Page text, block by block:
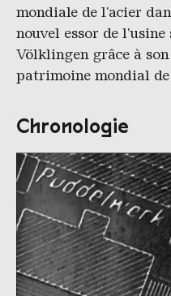
mondiale de l'acier
nouvel essor de
Völklingen grâce à
patrimoine mondial de
Chronologie